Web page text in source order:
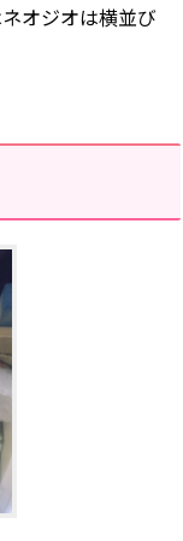
オジオは横並び